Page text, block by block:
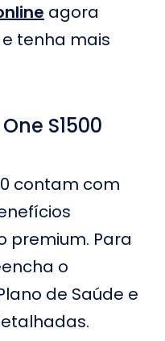
agora
tenha mais
S1500
contam com
premium. Para
o
de Saúde e